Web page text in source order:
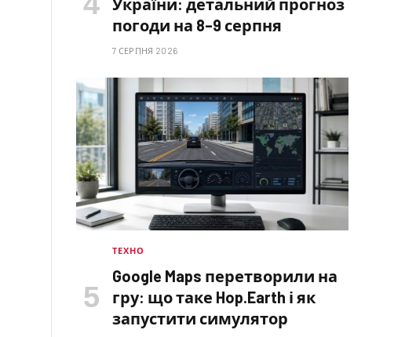
погоди на 8–9 серпня
7 СЕРПНЯ 2026
ТЕХНО
Google Maps перетворили на
гру: що таке Hop.Earth і як
запустити симулятор